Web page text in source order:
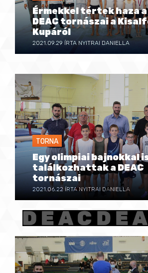
Érmekkel tértek haza a
DEAC tornászai a
Kupáról
2021.09.29 ÍRTA NYITRAI DANIELLA
TORNA
Egy olimpiai bajnokkal
találkozhattak a DEAC
tornászai
2021.06.22 ÍRTA NYITRAI DANIELLA